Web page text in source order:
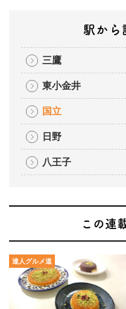
駅から
三鷹
東小金井
国立
日野
八王子
この連
達人グルメ道